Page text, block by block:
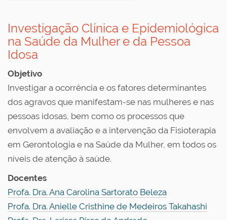
Investigação Clínica e Epidemiológica
na Saúde da Mulher e da Pessoa
Idosa
Objetivo
Investigar a ocorrência e os fatores determinantes
dos agravos que manifestam-se nas mulheres e nas
pessoas idosas, bem como os processos que
envolvem a avaliação e a intervenção da Fisioterapia
em Gerontologia e na Saúde da Mulher, em todos os
níveis de atenção à saúde.
Docentes
Profa. Dra. Ana Carolina Sartorato Beleza
Profa. Dra. Anielle Cristhine de Medeiros Takahashi